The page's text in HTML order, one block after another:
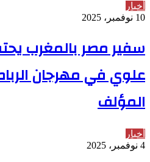
أخبار
10 نوفمبر، 2025
سفير مصر بالمغرب
علوي في مهرجان
المؤلف
أخبار
4 نوفمبر، 2025